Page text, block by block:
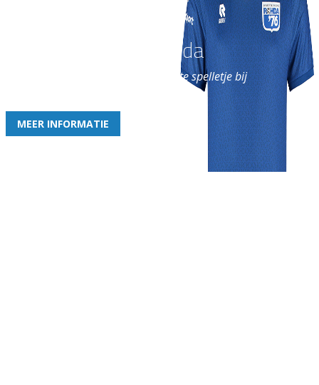
Word nu lid van Rohda
en geniet iedere week van het leukste spelletje bij
MEER INFORMATIE